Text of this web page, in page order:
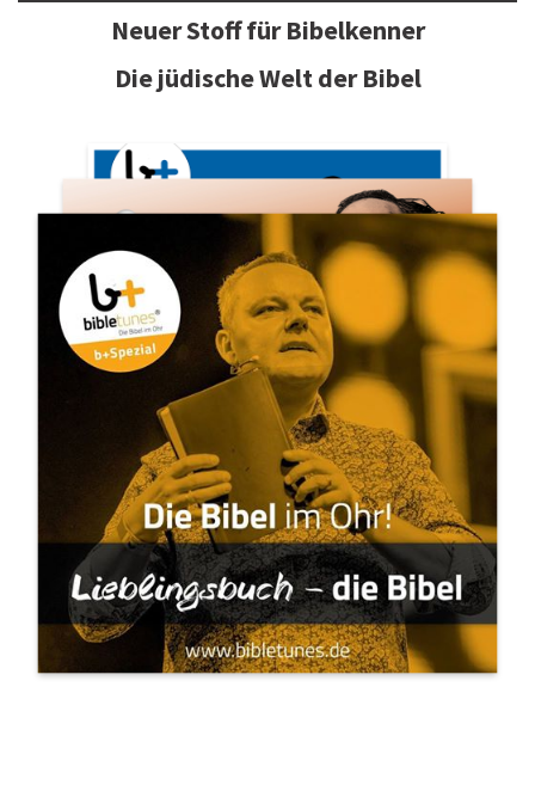
Neuer Stoff für Bibelkenner
Die jüdische Welt der Bibel